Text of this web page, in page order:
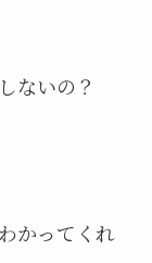
ないの？
かってくれ